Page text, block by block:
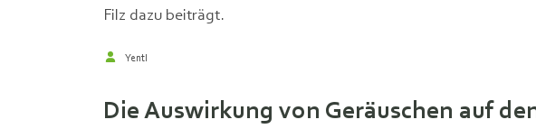
Filz dazu beiträgt.
Yentl
Die Auswirkung von Geräuschen auf